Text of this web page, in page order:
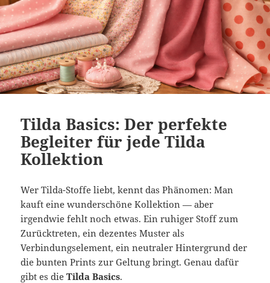
Tilda Basics: Der perfekte
Begleiter für jede Tilda
Kollektion
Wer Tilda-Stoffe liebt, kennt das Phänomen: Man
kauft eine wunderschöne Kollektion — aber
irgendwie fehlt noch etwas. Ein ruhiger Stoff zum
Zurücktreten, ein dezentes Muster als
Verbindungselement, ein neutraler Hintergrund der
die bunten Prints zur Geltung bringt. Genau dafür
gibt es dieTilda Basics.